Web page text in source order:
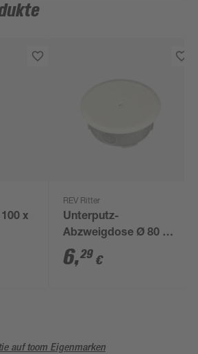
x
REV Ritter
Unterputz-
Abzweigdose Ø 80 x
32 mm
6,29 €
auf toom Eigenmarken